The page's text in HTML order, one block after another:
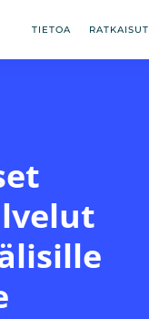
TIETOA RATKAISUT